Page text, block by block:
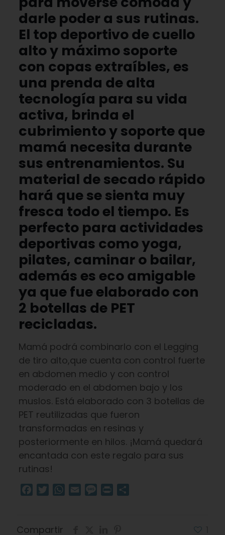
darle poder a sus rutinas.
El top deportivo de cuello
alto y máximo soporte
con copas extraíbles, es
una prenda de alta
tecnología para su vida
activa, brinda el
cubrimiento y soporte que
mamá necesita durante
sus entrenamientos. Su
material de secado rápido
hará que se sienta muy
fresca todo el tiempo. Es
perfecto para actividades
deportivas como yoga,
pilates, caminar o bailar,
además es eco amigable
ya que fue elaborado con
2 botellas de PET
recicladas.
Mamá podrá combinarlo con el Legging
de tiro alto,que cuenta con control fuerte
en abdomen medio y con control
moderado en el abdomen bajo y los
muslos. Está elaborado con 3 botellas de
PET reutilizadas que fueron
transformadas en resinas y
posteriormente en hilos. ¡Mamá quedará
encantada con este regalo para sus
rutinas!
Facebook
TwitterWhatsApp
Email Message
Print
Compartir